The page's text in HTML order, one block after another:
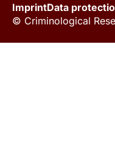
ImprintData
© Criminological